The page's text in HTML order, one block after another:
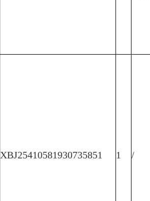
XBJ25410581930735851 1 /